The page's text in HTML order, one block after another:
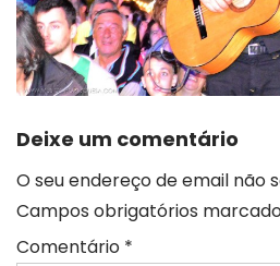
Deixe um comentário
O seu endereço de email não
Campos obrigatórios
Comentário *